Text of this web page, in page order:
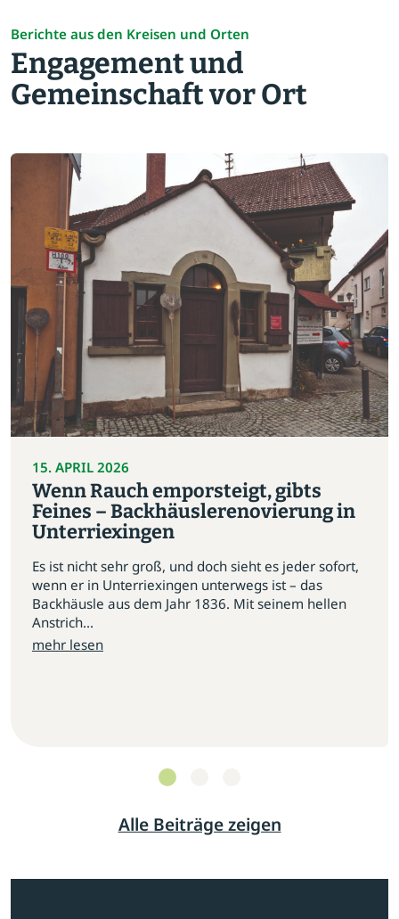
Berichte aus den Kreisen und Orten
Engagement und
Gemeinschaft vor Ort
15. APRIL 2026
Wenn Rauch emporsteigt, gibts
Feines – Backhäuslerenovierung in
Unterriexingen
Es ist nicht sehr groß, und doch sieht es jeder sofort,
wenn er in Unterriexingen unterwegs ist – das
Backhäusle aus dem Jahr 1836. Mit seinem hellen
Anstrich...
mehr lesen
Alle Beiträge zeigen